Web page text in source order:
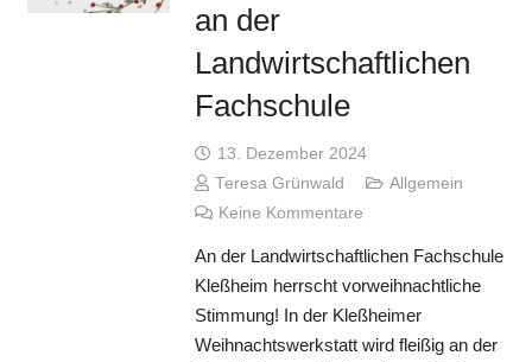
an der
Landwirtschaftlichen
Fachschule
13. Dezember 2024
Teresa Grünwald
Allgemein
Keine Kommentare
An der Landwirtschaftlichen Fachschule
Kleßheim herrscht vorweihnachtliche
Stimmung! In der Kleßheimer
Weihnachtswerkstatt wird fleißig an der